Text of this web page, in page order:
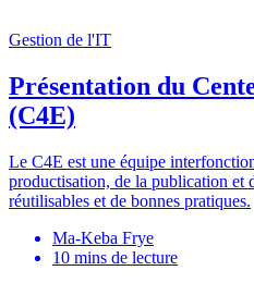
Gestion de l'IT
Présentation du
(C4E)
Le C4E est une équipe
productisation, de la publication et
réutilisables et de bonnes pratiques.
Ma-Keba Frye
10 mins de lecture